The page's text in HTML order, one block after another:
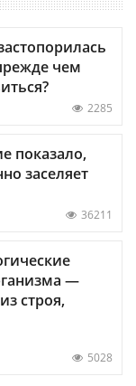
чем
2285
показало,
заселяет
36211
—
строя,
5028